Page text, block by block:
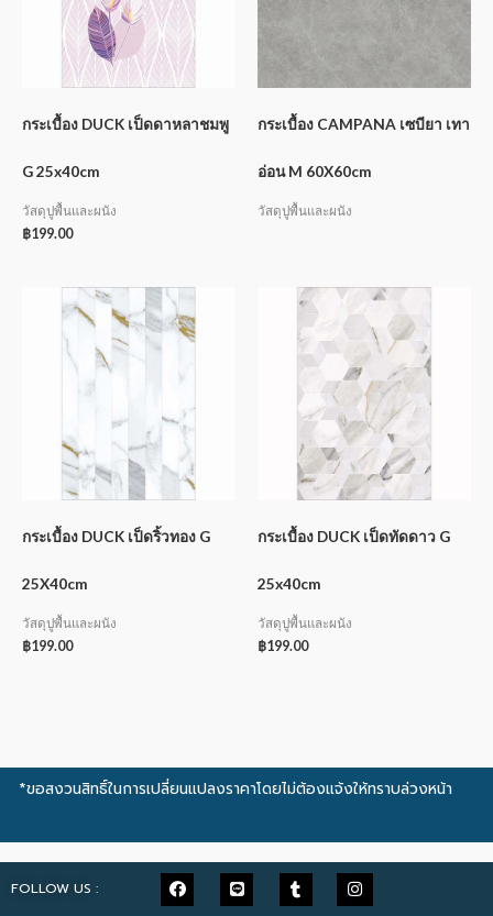
กระเบื้อง DUCK เป็ดดาหลาชมพู
G 25x40cm
วัสดุปูพื้นและผนัง
฿199.00
กระเบื้อง CAMPANA เซบียา เทา
อ่อน M 60X60cm
วัสดุปูพื้นและผนัง
กระเบื้อง DUCK เป็ดริ้วทอง G
25X40cm
วัสดุปูพื้นและผนัง
฿199.00
กระเบื้อง DUCK เป็ดทัดดาว G
25x40cm
วัสดุปูพื้นและผนัง
฿199.00
*ขอสงวนสิทธิ์ในการเปลี่ยนแปลงราคาโดยไม่ต้องแจ้งให้ทราบล่วงหน้า
FOLLOW US :